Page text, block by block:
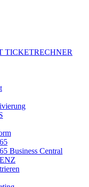
TICKETRECHNER
Business Central